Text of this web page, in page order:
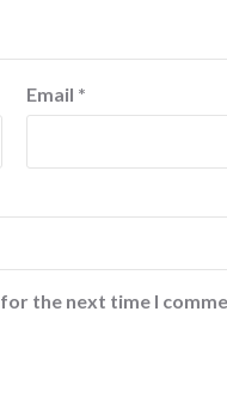
Email *
the next time I